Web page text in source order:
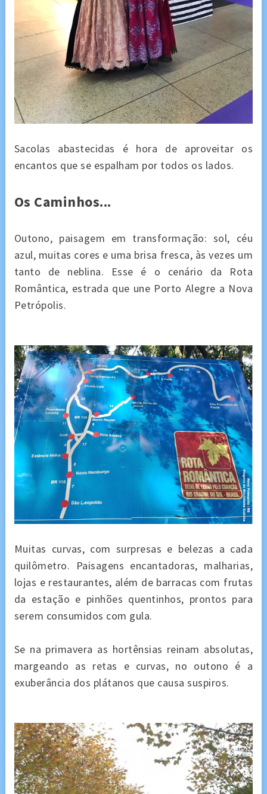
Sacolas abastecidas é hora de aproveitar os
encantos que se espalham por todos os lados.
Os Caminhos...
Outono, paisagem em transformação: sol, céu
azul, muitas cores e uma brisa fresca, às vezes um
tanto de neblina. Esse é o cenário da Rota
Romântica, estrada que une Porto Alegre a Nova
Petrópolis.
Muitas curvas, com surpresas e belezas a cada
quilômetro. Paisagens encantadoras, malharias,
lojas e restaurantes, além de barracas com frutas
da estação e pinhões quentinhos, prontos para
serem consumidos com gula.
Se na primavera as hortênsias reinam absolutas,
margeando as retas e curvas, no outono é a
exuberância dos plátanos que causa suspiros.